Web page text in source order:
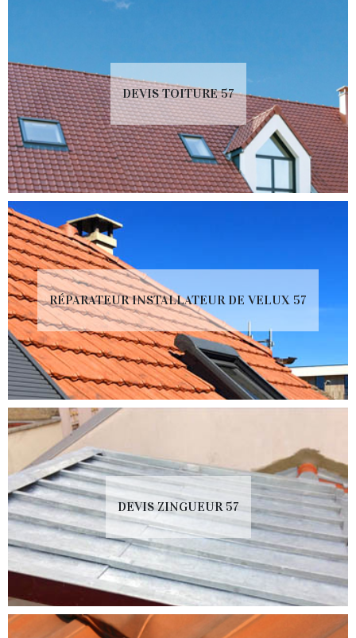
DEVIS TOITURE 57
RÉPARATEUR INSTALLATEUR DE VELUX 57
DEVIS ZINGUEUR 57